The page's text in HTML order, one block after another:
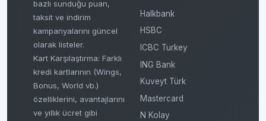
bazlı sunduğu puan,
taksit ve indirim
kampanyalarını güncel
olarak listeler.
Kart Karşılaştırma: Farklı
kredi kartlarının (Wings,
Bonus, World vb.)
özelliklerini, avantajlarını
ve yıllık ücret gibi
Halkbank
HSBC
ICBC Turkey
ING Bank
Kuveyt Türk
Mastercard
N Kolay